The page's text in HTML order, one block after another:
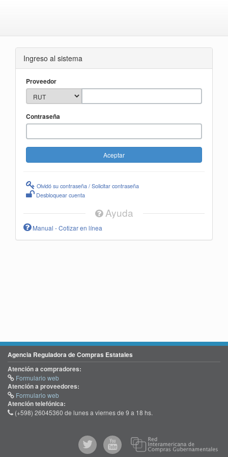
Ingreso al sistema
Proveedor
Contraseña
Olvidó su contraseña / Solicitar contraseña
Desbloquear cuenta
Ayuda
Manual - Cotizar en línea
Agencia Reguladora de Compras Estatales
Atención a compradores:
Formulario web
Atención a proveedores:
Formulario web
Atención telefónica:
(+598) 26045360 de lunes a viernes de 9 a 18 hs.
@comprasgubuy
ACCE